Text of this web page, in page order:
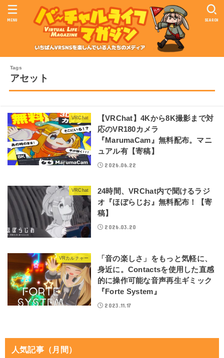
SEARCH
MENU
アセット
VRChat
【VRChat】4Kから8K撮影まで対
応のVR180カメラ
『MarumaCam』無料配布。マニ
ュアル有【寄稿】
2026.06.22
VRChat
24時間、VRChat内で聞けるラジ
オ『ほぼらじお』無料配布！【寄
稿】
2026.03.20
VRカルチャー
「音の楽しさ」をもっと気軽に、
身近に。Contactsを使用した直感
的に操作可能な音声再生ギミック
『Forte System』
2023.11.17
人気記事（月間）